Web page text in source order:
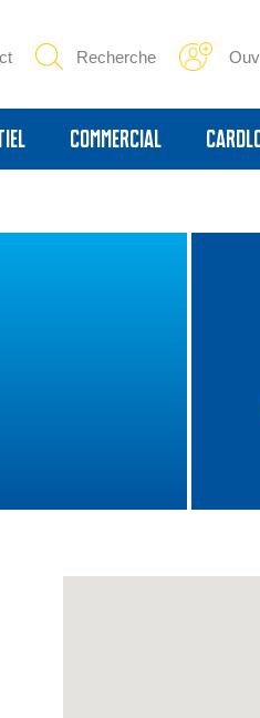
Recherche
Commercial